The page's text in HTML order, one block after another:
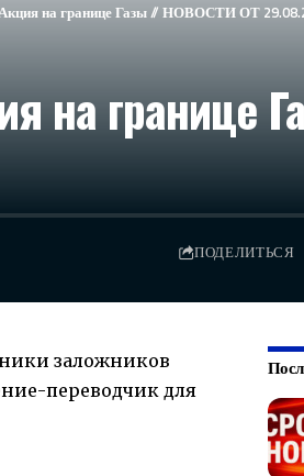
на границе Газы // НОВОСТИ ОТ
на
ПОДЕЛИТЬСЯ
заложников
переводчик для